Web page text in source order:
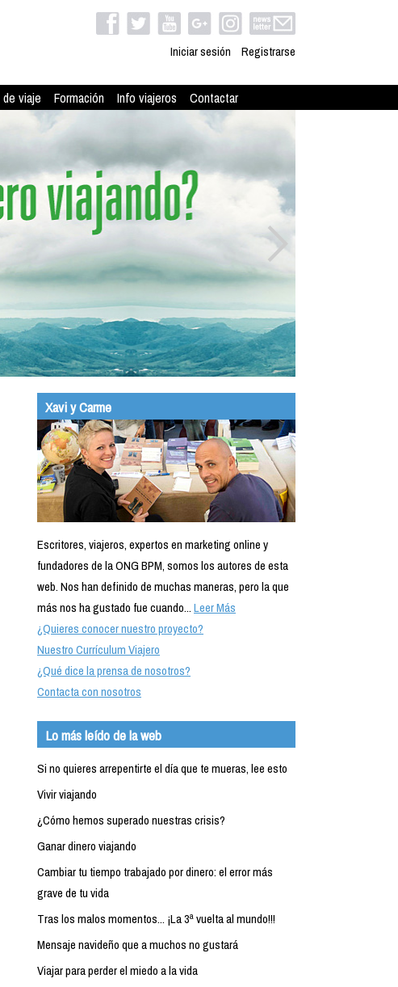
Iniciar sesión Registrarse
viaje Formación Info viajeros Contactar
Xavi y Carme
Escritores, viajeros, expertos en marketing online y
fundadores de la ONG BPM, somos los autores de esta
web. Nos han definido de muchas maneras, pero la que
más nos ha gustado fue cuando...Leer Más
¿Quieres conocer nuestro proyecto?
Nuestro Currículum Viajero
¿Qué dice la prensa de nosotros?
Contacta con nosotros
Lo más leído de la web
Si no quieres arrepentirte el día que te mueras, lee esto
Vivir viajando
¿Cómo hemos superado nuestras crisis?
Ganar dinero viajando
Cambiar tu tiempo trabajado por dinero: el error más
grave de tu vida
Tras los malos momentos... ¡La 3ª vuelta al mundo!!!
Mensaje navideño que a muchos no gustará
Viajar para perder el miedo a la vida